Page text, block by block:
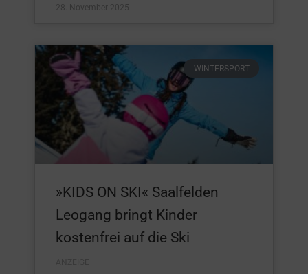
28. November 2025
WINTERSPORT
»KIDS ON SKI« Saalfelden
Leogang bringt Kinder
kostenfrei auf die Ski